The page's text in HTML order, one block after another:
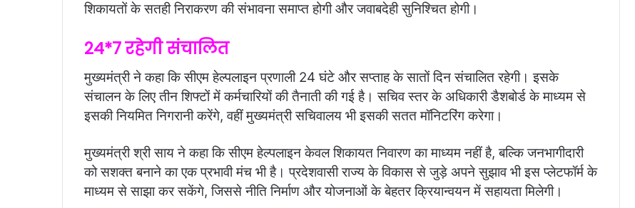
शिकायतों के सतही निराकरण की संभावना समाप्त होगी और जवाबदेही सुनिश्चित होगी।
24*7 रहेगी संचालित
मुख्यमंत्री ने कहा कि सीएम हेल्पलाइन प्रणाली 24 घंटे और सप्ताह के सातों दिन संचालित रहेगी। इसके
संचालन के लिए तीन शिफ्टों में कर्मचारियों की तैनाती की गई है। सचिव स्तर के अधिकारी डैशबोर्ड के माध्यम से
इसकी नियमित निगरानी करेंगे, वहीं मुख्यमंत्री सचिवालय भी इसकी सतत मॉनिटरिंग करेगा।
मुख्यमंत्री श्री साय ने कहा कि सीएम हेल्पलाइन केवल शिकायत निवारण का माध्यम नहीं है, बल्कि जनभागीदारी
को सशक्त बनाने का एक प्रभावी मंच भी है। प्रदेशवासी राज्य के विकास से जुड़े अपने सुझाव भी इस प्लेटफॉर्म के
माध्यम से साझा कर सकेंगे, जिससे नीति निर्माण और योजनाओं के बेहतर क्रियान्वयन में सहायता मिलेगी।